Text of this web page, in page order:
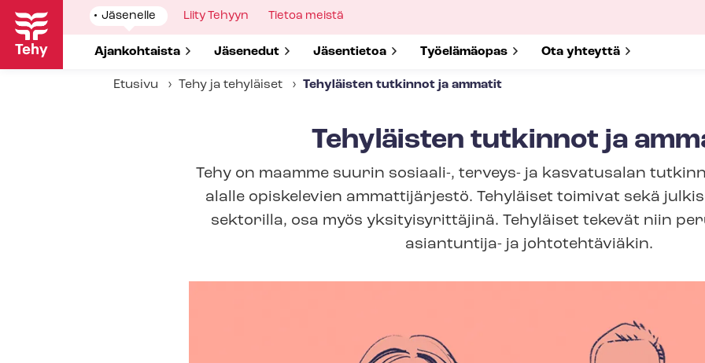
Hyppää
pääsisältöön
Show
submenu
Jäsenelle
Show submenu for
Ajankohtaista Show submenu for
Jäsenedut Show submenu for
Jäsentietoa Show submenu for
Työelämäopas Show submenu for
Ota yhteyttä
Show
Liity Tehyyn
Show
Tietoa meistä
Etusivu Tehy ja tehyläiset Tehyläisten tutkinnot ja ammatit
Tehyläisten tutkinnot ja
Tehy on maamme suurin sosiaali-, terveys- ja kasvatusalan
alalle opiskelevien ammattijärjestö. Tehyläiset toimivat sekä
sektorilla, osa myös yk­si­tyis­yrit­tä­ji­nä. Tehyläiset tekevät niin
asiantuntija- ja johtotehtäviäkin.